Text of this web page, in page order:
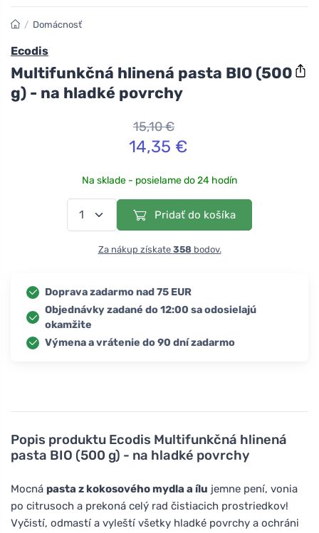
Popis produktu Ecodis Multifunkčná hlinená
pasta BIO (500 g) - na hladké povrchy
Mocná pasta z kokosového mydla a ílu jemne pení, vonia
po citrusoch a prekoná celý rad čistiacich prostriedkov!
Vyčistí, odmastí a vyleští všetky hladké povrchy a ochráni
/ Domácnosť
Ecodis
Multifunkčná hlinená pasta BIO (500
g) - na hladké povrchy
15,10 €
14,35 €
Na sklade - posielame do 24 hodín
Pridať do košíka
Za nákup získate 358bodov.
Doprava zadarmo nad 75 EUR
Objednávky zadané do 12:00 sa odosielajú
okamžite
Výmena a vrátenie do 90 dní zadarmo